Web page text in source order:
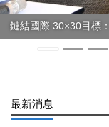
鏈結國際 30×30目標
最新消息